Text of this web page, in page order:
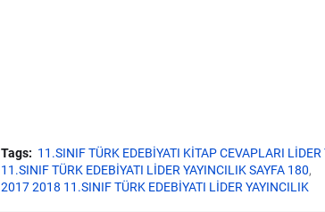
Tags: 11.SINIF TÜRK EDEBİYATI KİTAP CEVAPLARI
11.SINIF TÜRK EDEBİYATI LİDER YAYINCILIK SAYFA 180
2017 2018 11.SINIF TÜRK EDEBİYATI LİDER YAYINCILIK